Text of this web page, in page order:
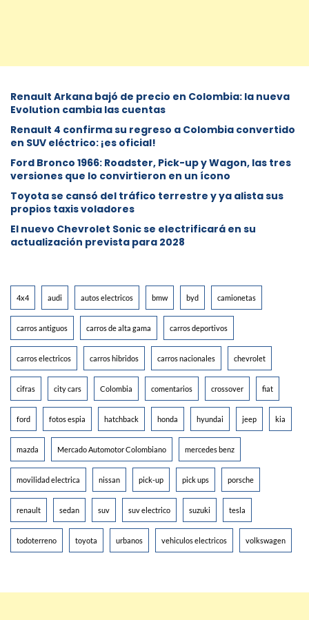
Renault Arkana bajó de precio en Colombia: la nueva
Evolution cambia las cuentas
Renault 4 confirma su regreso a Colombia convertido
en SUV eléctrico: ¡es oficial!
Ford Bronco 1966: Roadster, Pick-up y Wagon, las tres
versiones que lo convirtieron en un ícono
Toyota se cansó del tráfico terrestre y ya alista sus
propios taxis voladores
El nuevo Chevrolet Sonic se electrificará en su
actualización prevista para 2028
4x4 audi autos electricos bmw byd camionetas
carros antiguos carros de alta gama carros deportivos
carros electricos carros hibridos carros nacionales chevrolet
cifras city cars Colombia comentarios crossover fiat
ford fotos espia hatchback honda hyundai jeep kia
mazda Mercado Automotor Colombiano mercedes benz
movilidad electrica nissan pick-up pick ups porsche
renault sedan suv suv electrico suzuki tesla
todoterreno toyota urbanos vehiculos electricos volkswagen